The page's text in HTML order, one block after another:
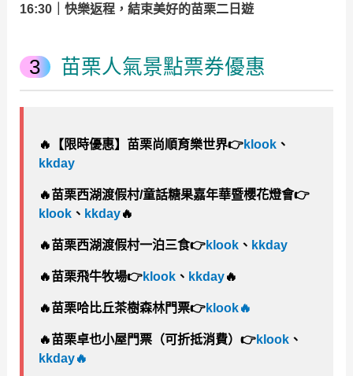
16:30｜快樂返程，結束美好的苗栗二日遊
苗栗人氣景點票券優惠
🔥 【限時優惠】苗栗尚順育樂世界👉klook、
kkday
🔥苗栗西湖渡假村/童話糖果嘉年華暨櫻花燈會👉
klook、 kkday🔥
🔥苗栗西湖渡假村一泊三食👉klook、 kkday
🔥苗栗飛牛牧場👉klook、 kkday🔥
🔥苗栗哈比丘茶樹森林門票👉klook🔥
🔥苗栗卓也小屋門票（可折抵消費）👉klook、
kkday🔥